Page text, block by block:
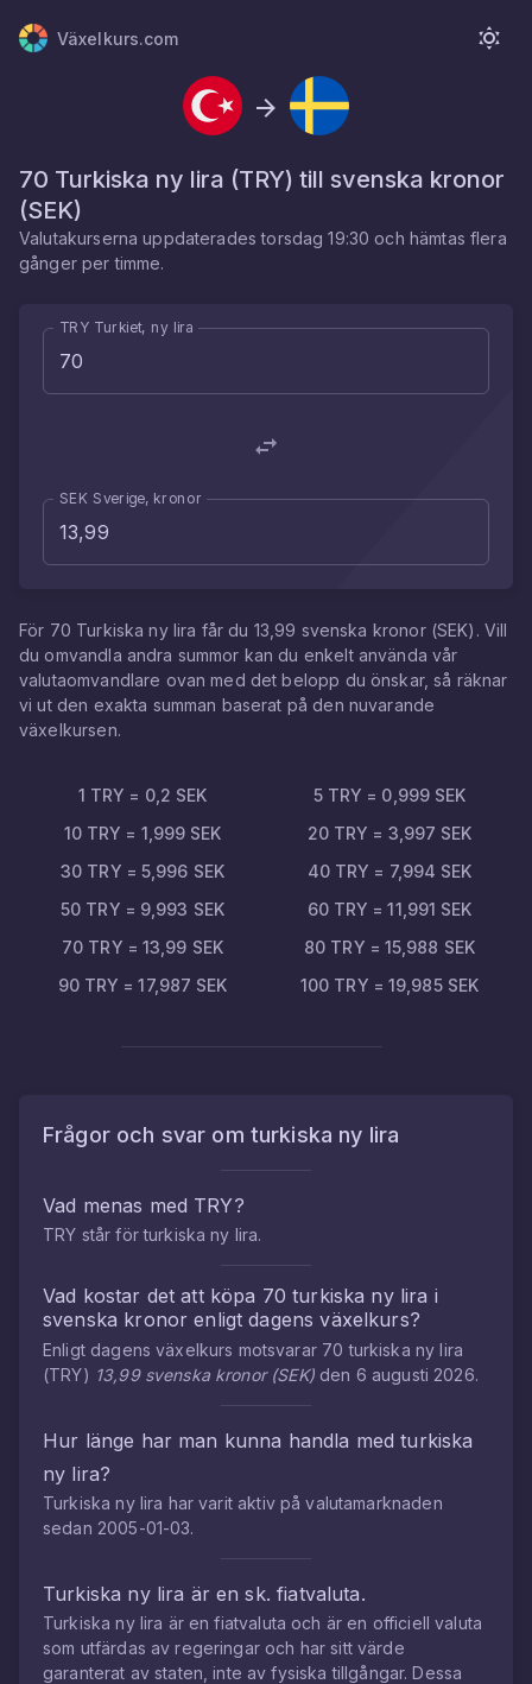
Växelkurs.com
70 Turkiska ny lira (TRY) till svenska kronor
(SEK)
Valutakurserna uppdateradestorsdag 19:30 och hämtas flera
gånger per timme.
TRY Turkiet, ny lira
SEK Sverige, kronor
För 70 Turkiska ny lira får du 13,99 svenska kronor(SEK). Vill
du omvandla andra summor kan du enkelt använda vår
valutaomvandlare ovan med det belopp du önskar, så räknar
vi ut den exakta summan baserat på den nuvarande
växelkursen.
1 TRY = 0,2 SEK 5 TRY = 0,999 SEK
10 TRY = 1,999 SEK 20 TRY = 3,997 SEK
30 TRY = 5,996 SEK 40 TRY = 7,994 SEK
50 TRY = 9,993 SEK 60 TRY =11,991 SEK
70 TRY = 13,99 SEK 80 TRY = 15,988 SEK
90 TRY =17,987 SEK 100 TRY = 19,985 SEK
Frågor och svar om turkiska ny lira
Vad menas med TRY?
TRY står förturkiska ny lira.
Vad kostar det att köpa 70turkiska ny lira i
svenska kronor enligt dagens växelkurs?
Enligt dagens växelkurs motsvarar 70turkiska ny lira
(TRY) 13,99 svenska kronor(SEK)den 6 augusti 2026.
Hur länge har man kunna handla medturkiska
ny lira?
Turkiska ny lira har varit aktiv på valutamarknaden
sedan 2005-01-03.
Turkiska ny lira är en sk. fiatvaluta.
Turkiska ny lira är en fiatvaluta och är en officiell valuta
som utfärdas av regeringar och har sitt värde
garanterat av staten, inte av fysiska tillgångar. Dessa